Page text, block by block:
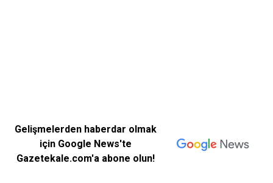
Gelişmelerden haberdar olmak
için Google News'te
Gazetekale.com'a abone olun!